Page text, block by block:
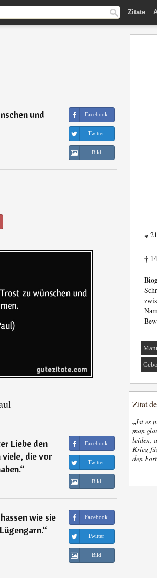
Zitate
und
Facebook
Twitter
Bild
Liebe den
die vor
“
Facebook
Twitter
Bild
wie sie
“
Facebook
Twitter
Bild
*
†
Zitat
„Ist es
man
leiden,
Krieg
den